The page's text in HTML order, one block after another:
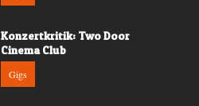
Konzertkritik: Two Door
Cinema Club
Gigs